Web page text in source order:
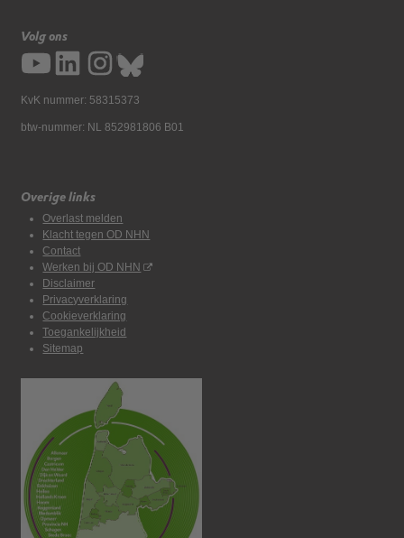
Volg ons
KvK nummer: 58315373
btw-nummer: NL 852981806 B01
Overige links
Overlast melden
Klacht tegen OD NHN
Contact
Werken bij OD NHN
Disclaimer
Privacyverklaring
Cookieverklaring
Toegankelijkheid
Sitemap